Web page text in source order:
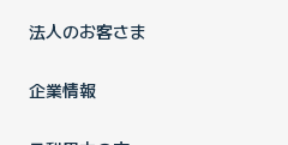
法人のお客さま
企業情報